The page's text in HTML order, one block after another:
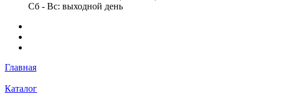
Сб - Вс: выходной день
Главная
Каталог